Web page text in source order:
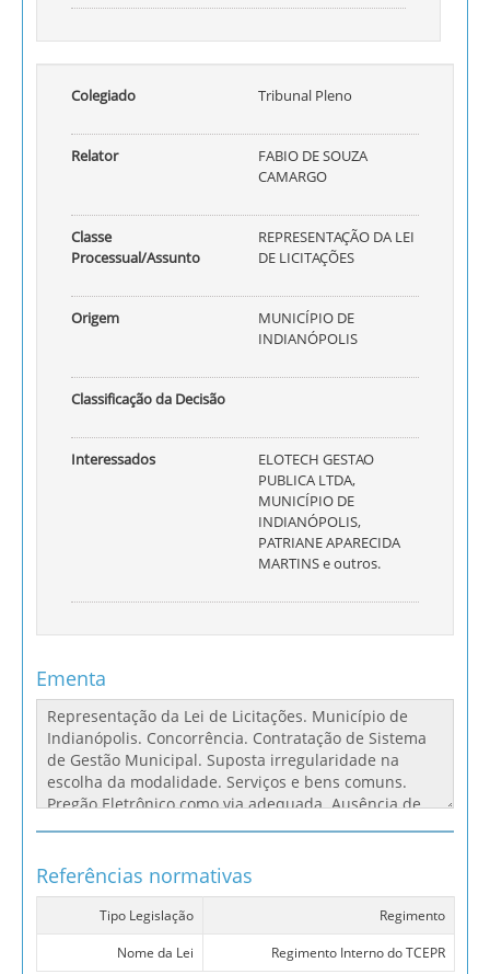
Colegiado Tribunal Pleno
Relator
FABIO DE SOUZA
CAMARGO
Classe
Processual/Assunto
REPRESENTAÇÃO DA LEI
DE LICITAÇÕES
Origem
MUNICÍPIO DE
INDIANÓPOLIS
Classificação da Decisão
Interessados
ELOTECH GESTAO
PUBLICA LTDA,
MUNICÍPIO DE
INDIANÓPOLIS,
PATRIANE APARECIDA
MARTINS e outros.
Ementa
Referências normativas
Tipo Legislação
Regimento
Nome da Lei
Regimento Interno do TCEPR